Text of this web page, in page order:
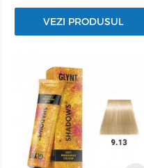
VEZI PRODUSUL